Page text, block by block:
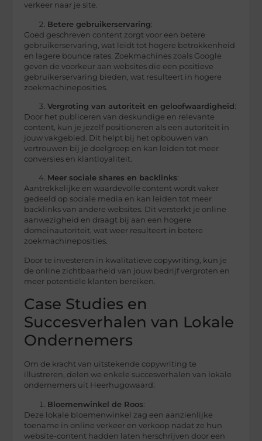
verkeer naar je site.
Betere gebruikerservaring:
Goed geschreven content zorgt voor een betere
gebruikerservaring, wat leidt tot hogere betrokkenheid
en lagere bounce rates. Zoekmachines zoals Google
geven de voorkeur aan websites die een positieve
gebruikerservaring bieden, wat resulteert in hogere
zoekmachineposities.
Vergroting van autoriteit en geloofwaardigheid :
Door het publiceren van deskundige en relevante
content, kun je jezelf positioneren als een autoriteit in
jouw vakgebied. Dit helpt bij het opbouwen van
vertrouwen bij je doelgroep en kan leiden tot meer
conversies en klantloyaliteit.
Meer sociale shares en backlinks:
Aantrekkelijke en waardevolle content wordt vaker
gedeeld op sociale media en kan leiden tot meer
backlinks van andere websites. Dit versterkt je online
aanwezigheid en draagt bij aan een hogere
domeinautoriteit, wat weer resulteert in betere
zoekmachineposities.
Door te investeren in kwalitatieve copywriting, kun je
de online zichtbaarheid van jouw bedrijf vergroten en
meer potentiële klanten bereiken.
Case Studies en
Succesverhalen van Lokale
Ondernemers
Om de kracht van uitstekende copywriting te
illustreren, delen we enkele succesverhalen van lokale
ondernemers uit Heerhugowaard:
Bloemenwinkel de Roos:
Deze lokale bloemenwinkel zag een aanzienlijke
toename in online verkeer en verkoop nadat ze hun
website-content hadden laten herschrijven door een